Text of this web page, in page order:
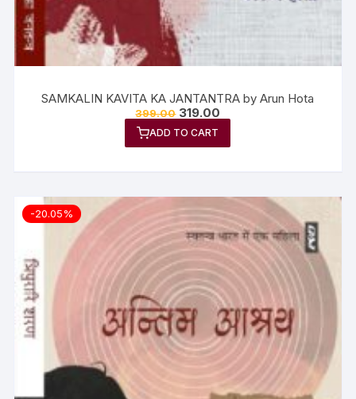
SAMKALIN KAVITA KA JANTANTRA by Arun Hota
399.00 319.00
ADD TO CART
-20.05%